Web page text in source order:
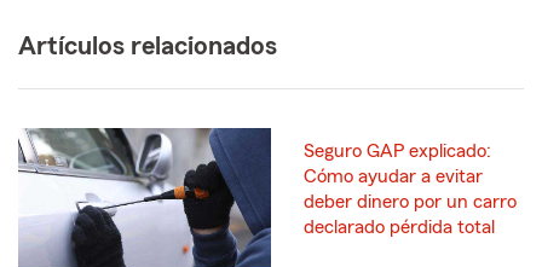
Artículos relacionados
Seguro GAP explicado:
Cómo ayudar a evitar
deber dinero por un carro
declarado pérdida total